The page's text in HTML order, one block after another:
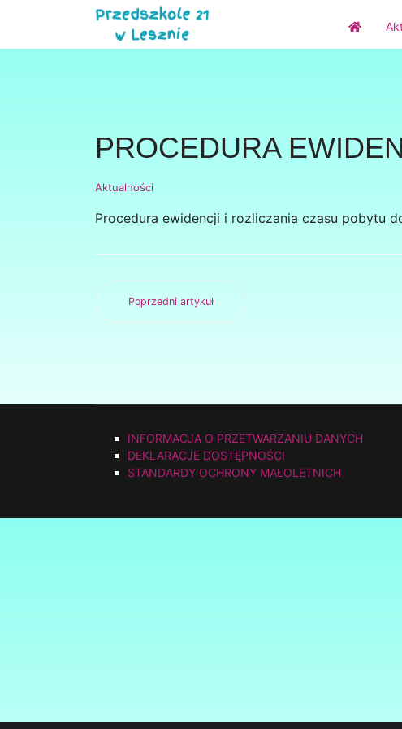
PROCEDURA
Aktualności
Procedura ewidencji i rozliczania czasu pobytu
Poprzedni artykuł
INFORMACJA O PRZETWARZANIU DANYCH
DEKLARACJE DOSTĘPNOŚCI
STANDARDY OCHRONY MAŁOLETNICH